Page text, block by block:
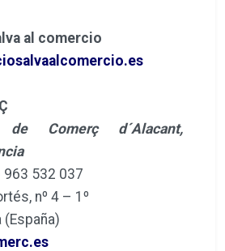
al comercio
de Comerç d´Alacant,
532 037
nº 4 – 1º